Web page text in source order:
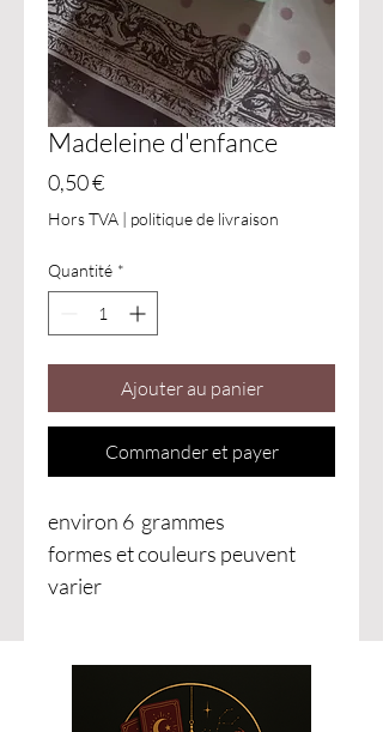
Madeleine d'enfance
0,50 €Prix
Hors TVA | politique de livraison
Quantité *
Ajouter au panier
Commander et payer
environ 6 grammes
formes et couleurs peuvent
varier